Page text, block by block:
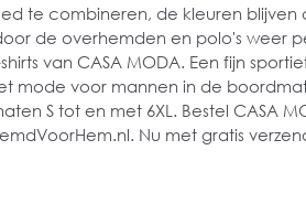
te combineren, de kleuren
de overhemden en polo's weer
van CASA MODA. Een fijn
mode voor mannen in de
S tot en met 6XL. Bestel CASA
Nu met gratis